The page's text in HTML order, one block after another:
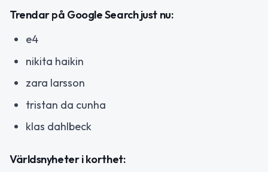
Trendar på Google Search just nu:
e4
nikita haikin
zara larsson
tristan da cunha
klas dahlbeck
Världsnyheter i korthet: